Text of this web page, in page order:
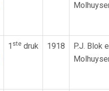
1 ste druk 1918
P.J. Blok